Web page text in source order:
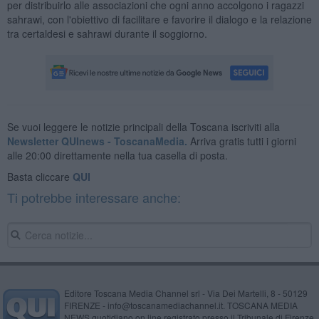
per distribuirlo alle associazioni che ogni anno accolgono i ragazzi
sahrawi, con l'obiettivo di facilitare e favorire il dialogo e la relazione
tra certaldesi e sahrawi durante il soggiorno.
Se vuoi leggere le notizie principali della Toscana iscriviti alla
Newsletter QUInews - ToscanaMedia. Arriva gratis tutti i giorni
alle 20:00 direttamente nella tua casella di posta.
Basta cliccare QUI
Ti potrebbe interessare anche:
Editore Toscana Media Channel srl - Via Dei Martelli, 8 - 50129
FIRENZE - info@toscanamediachannel.it. TOSCANA MEDIA